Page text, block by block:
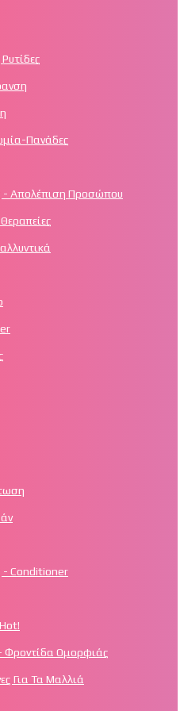
Πανάδες
- Απολέπιση Προσώπου
- Conditioner
Hot!
Φροντίδα Ομορφιάς
Για Τα Μαλλιά